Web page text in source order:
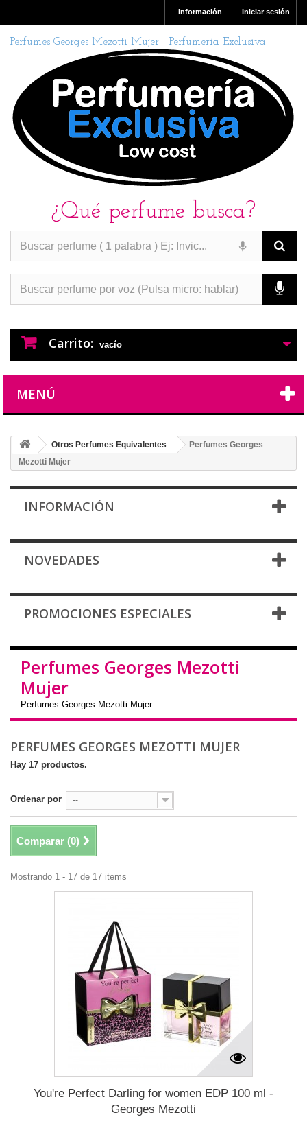
Iniciar sesión
Información
Perfumes Georges Mezotti Mujer - Perfumería Exclusiva
¿Qué perfume busca?
Carrito: vacío
MENÚ
Otros Perfumes Equivalentes
Perfumes Georges
Mezotti Mujer
INFORMACIÓN
NOVEDADES
PROMOCIONES ESPECIALES
Perfumes Georges Mezotti
Mujer
Perfumes Georges Mezotti Mujer
PERFUMES GEORGES MEZOTTI MUJER
Hay 17 productos.
Ordenar por --
Comparar (0)
Mostrando 1 - 17 de 17 items
You're Perfect Darling for women EDP 100 ml -
Georges Mezotti